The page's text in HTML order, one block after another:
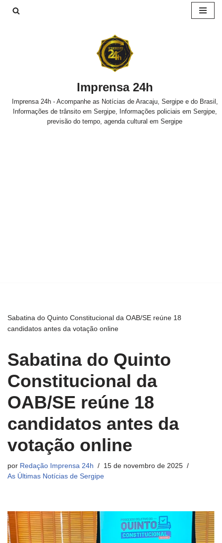
Imprensa 24h
Imprensa 24h - Acompanhe as Notícias de Aracaju, Sergipe e do Brasil,
Informações de trânsito em Sergipe, Informações policiais em Sergipe,
previsão do tempo, agenda cultural em Sergipe
Sabatina do Quinto Constitucional da OAB/SE reúne 18
candidatos antes da votação online
Sabatina do Quinto
Constitucional da
OAB/SE reúne 18
candidatos antes da
votação online
por Redação Imprensa 24h
15 de novembro de 2025
As Últimas Notícias de Sergipe